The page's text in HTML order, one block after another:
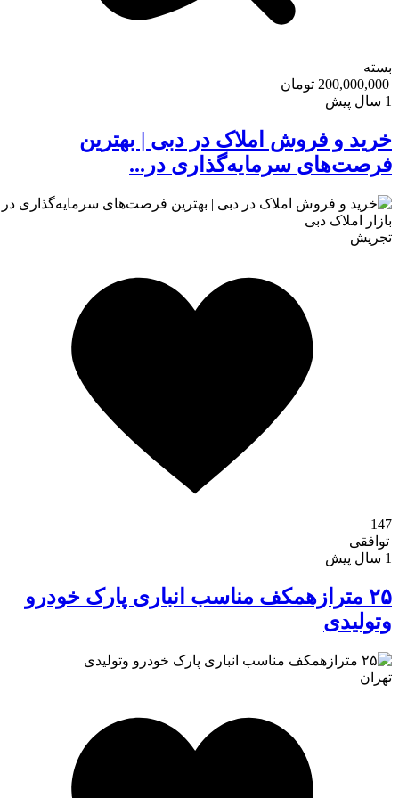
بسته
200,000,000 تومان
خرید و فروش املاک در دبی | بهترین
فرصت‌های سرمایه‌گذاری در...
تجریش
147
توافقی
۲۵ مترازهمکف مناسب انباری پارک خودرو
وتولیدی
تهران